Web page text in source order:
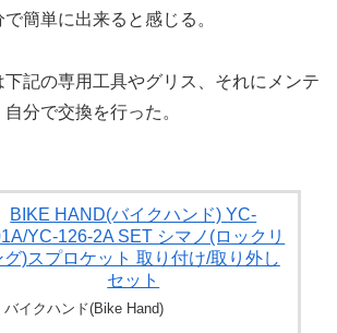
簡単に出来ると感じる。
記の専用工具やグリス、それにメンテ
分で交換を行った。
BIKE HAND(バイクハンド) YC-
YC-126-2A SET シマノ(ロックリ
グ)スプロケット 取り付け/取り外し
セット
バイクハンド(Bike Hand)